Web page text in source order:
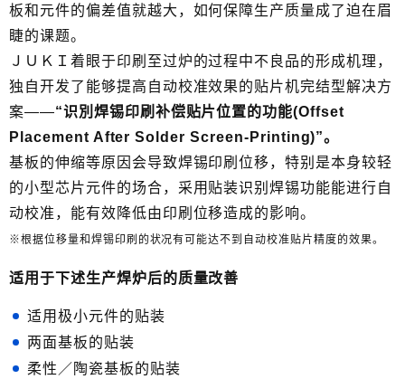
板和元件的偏差值就越大，如何保障生产质量成了迫在眉
睫的课题。
ＪＵＫＩ着眼于印刷至过炉的过程中不良品的形成机理，
独自开发了能够提高自动校准效果的贴片机完结型解决方
案――“识別焊锡印刷补偿贴片位置的功能(Offset
Placement After Solder Screen-Printing)”。
基板的伸缩等原因会导致焊锡印刷位移，特别是本身较轻
的小型芯片元件的场合，采用贴装识别焊锡功能能进行自
动校准，能有效降低由印刷位移造成的影响。
※根据位移量和焊锡印刷的状况有可能达不到自动校准贴片精度的效果。
适用于下述生产焊炉后的质量改善
适用极小元件的贴装
两面基板的贴装
柔性／陶瓷基板的贴装